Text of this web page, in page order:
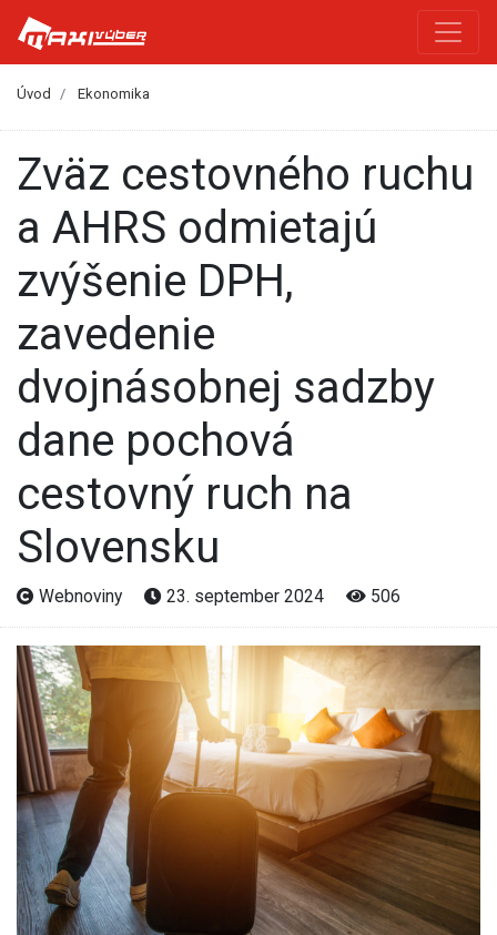
Úvod Ekonomika
Zväz cestovného ruchu
a AHRS odmietajú
zvýšenie DPH,
zavedenie
dvojnásobnej sadzby
dane pochová
cestovný ruch na
Slovensku
Webnoviny 23. september 2024 506